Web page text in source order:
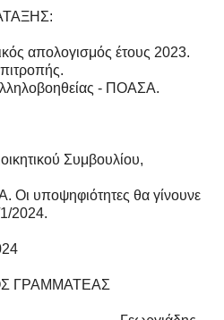
απολογισμός έτους 2023.
- ΠΟΑΣΑ.
Συμβουλίου,
υποψηφιότητες θα γίνουνε
2024.
ΓΡΑΜΜΑΤΕΑΣ